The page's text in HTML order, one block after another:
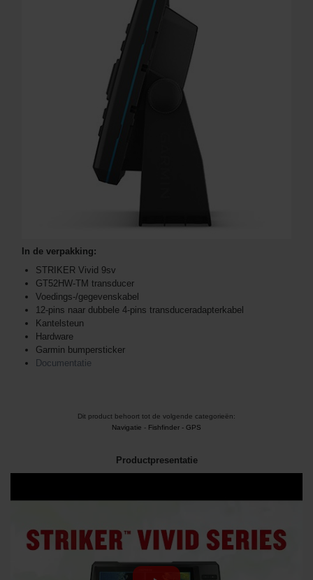
In de verpakking:
STRIKER Vivid 9sv
GT52HW-TM transducer
Voedings-/gegevenskabel
12-pins naar dubbele 4-pins transduceradapterkabel
Kantelsteun
Hardware
Garmin bumpersticker
Documentatie
Dit product behoort tot de volgende categorieën:
Navigatie - Fishfinder - GPS
Productpresentatie